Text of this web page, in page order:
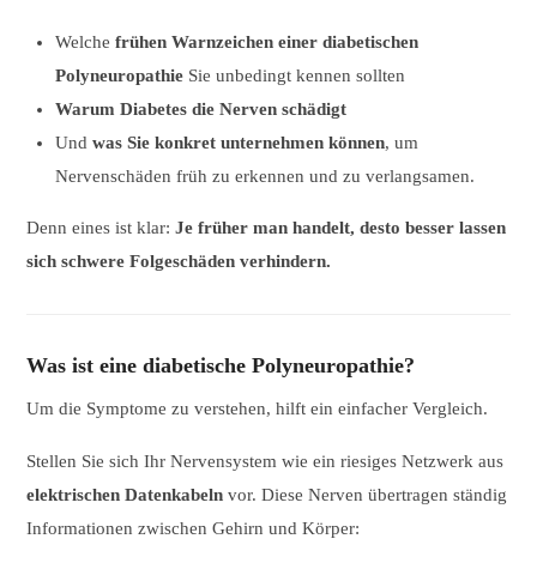
Welchefrühen Warnzeichen einer diabetischen
Polyneuropathie Sie unbedingt kennen sollten
Warum Diabetes die Nerven schädigt
Undwas Sie konkret unternehmen können, um
Nervenschäden früh zu erkennen und zu verlangsamen.
Denn eines ist klar:Je früher man handelt, desto besser lassen
sich schwere Folgeschäden verhindern.
Was ist eine diabetische Polyneuropathie?
Um die Symptome zu verstehen, hilft ein einfacher Vergleich.
Stellen Sie sich Ihr Nervensystem wie ein riesiges Netzwerk aus
elektrischen Datenkabeln vor. Diese Nerven übertragen ständig
Informationen zwischen Gehirn und Körper: